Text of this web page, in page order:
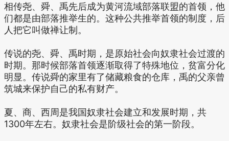
相传尧、舜、禹先后成为黄河流域部落联盟的首领，他
们都是由部落推举生的。这种公共推举首领的制度，后
人把它叫做禅让制。
传说的尧、舜、禹时期，是原始社会向奴隶社会过渡的
时期。那时候部落首领逐渐取得了特殊地位，贫富分化
明显。传说舜的家里有了储藏粮食的仓库，禹的父亲曾
筑城来保护自己的私有财产。
夏、商、西周是我国奴隶社会建立和发展时期，共
1300年左右。奴隶社会是阶级社会的第一阶段。